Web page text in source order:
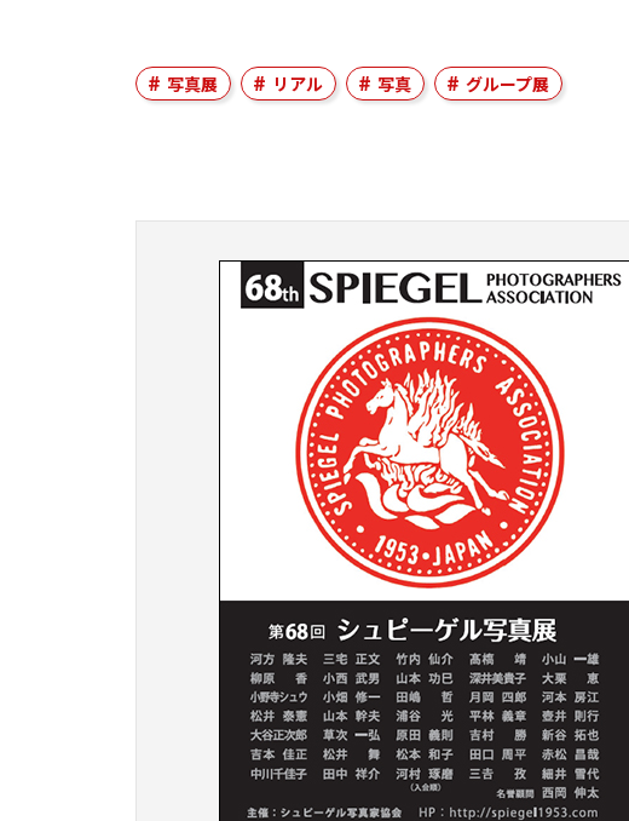
写真展 リアル 写真 グループ展